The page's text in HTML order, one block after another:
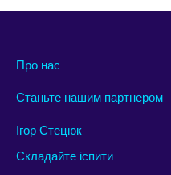
Про нас
Станьте нашим партнером
Ігор Стецюк
Складайте іспити